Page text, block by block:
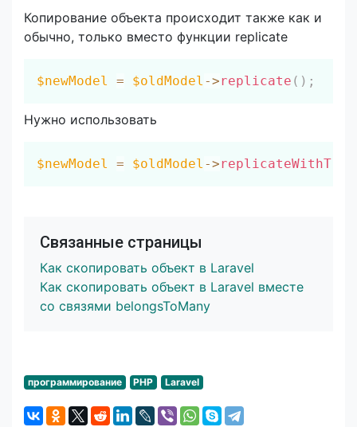
Копирование объекта происходит также как и
обычно, только вместо функции replicate
$newModel = $oldModel ->replicate ( ) ;
Скопировать
Нужно использовать
$newModel = $oldModel -> Скопировать
Связанные страницы
Как скопировать объект в Laravel
Как скопировать объект в Laravel вместе
со связями belongsToMany
программирование PHP Laravel